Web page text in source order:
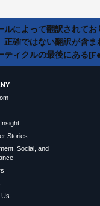
によって翻訳されて
確ではない翻訳が含
ィクルの最後にある
Stories
Social, and